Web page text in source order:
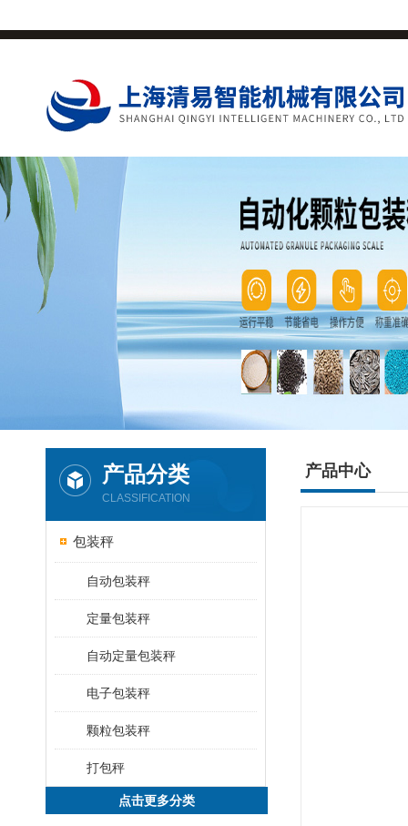
产品分类
CLASSIFICATION
包装秤
自动包装秤
定量包装秤
自动定量包装秤
电子包装秤
颗粒包装秤
打包秤
点击更多分类
产品中心